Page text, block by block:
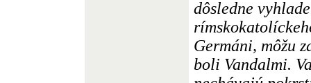
dôsledne
Germáni, môžu
boli Vandalmi.